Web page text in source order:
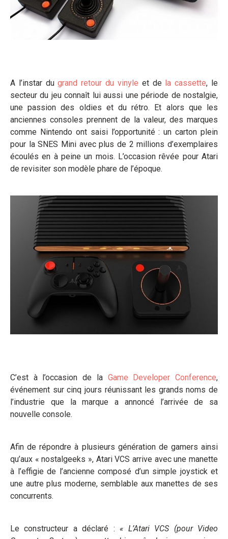
A l’instar dugrand retour du vinyle et de la cassette, le
secteur du jeu connaît lui aussi une période de nostalgie,
une passion des oldies et du rétro. Et alors que les
anciennes consoles prennent de la valeur, des marques
comme Nintendo ont saisi l’opportunité : un carton plein
pour la SNES Mini avec plus de 2 millions d’exemplaires
écoulés en à peine un mois. L’occasion rêvée pour Atari
de revisiter son modèle phare de l’époque.
C’est à l’occasion de laGame Developer Conference,
événement sur cinq jours réunissant les grands noms de
l’industrie que la marque a annoncé l’arrivée de sa
nouvelle console.
Afin de répondre à plusieurs génération de gamers ainsi
qu’aux « nostalgeeks », Atari VCS arrive avec une manette
à l’effigie de l’ancienne composé d’un simple joystick et
une autre plus moderne, semblable aux manettes de ses
concurrents.
Le constructeur a déclaré : « L’Atari VCS (pour Video